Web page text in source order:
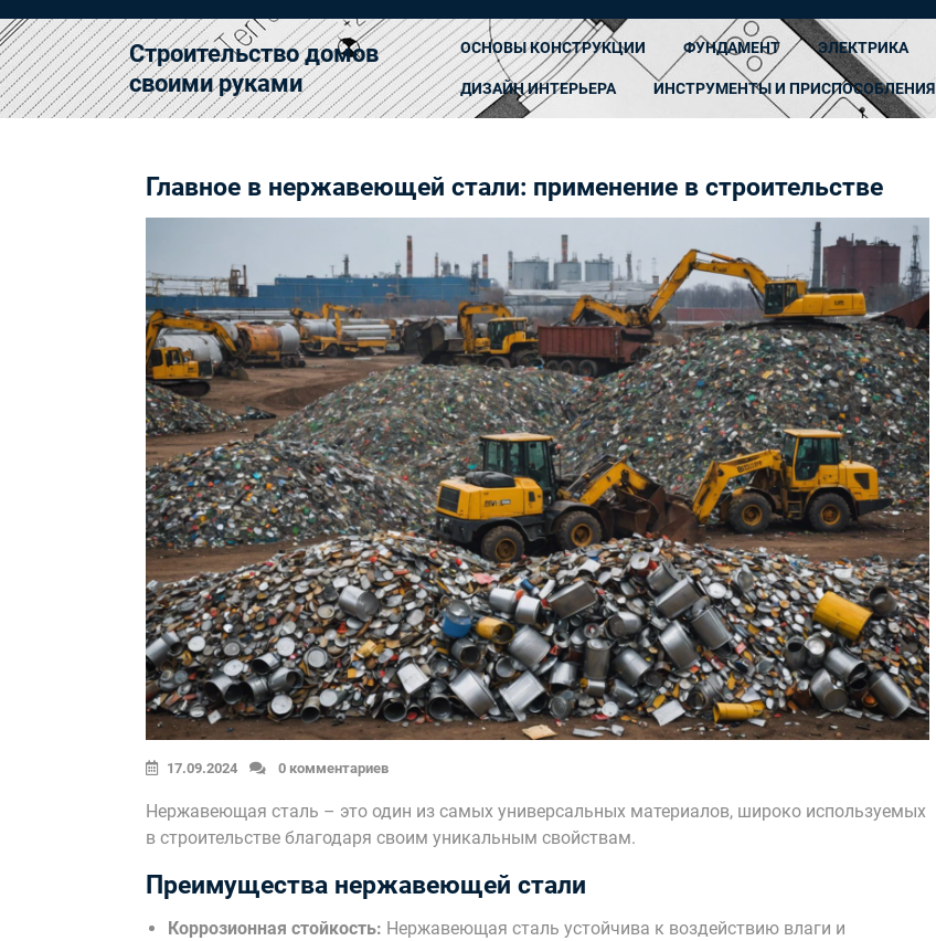
к
содержимому
Строительство домов
своими руками
ОСНОВЫ КОНСТРУКЦИИ ФУНДАМЕНТ ЭЛЕКТРИКА
ДИЗАЙН ИНТЕРЬЕРА ИНСТРУМЕНТЫ И ПРИСПОСОБЛЕНИЯ
Главное в нержавеющей стали: применение в строительстве
17.09.2024 0 комментариев
Нержавеющая сталь – это один из самых универсальных материалов, широко используемых
в строительстве благодаря своим уникальным свойствам.
Преимущества нержавеющей стали
Коррозионная стойкость: Нержавеющая сталь устойчива к воздействию влаги и